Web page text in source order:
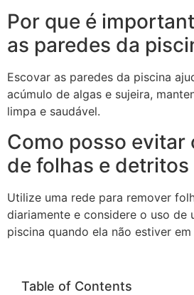
Por que é
as paredes da
Escovar as paredes da piscina
acúmulo de algas e sujeira,
limpa e saudável.
Como posso evitar
de folhas e detritos
Utilize uma rede para remover
diariamente e considere o uso de
piscina quando ela não estiver em
Table of Contents